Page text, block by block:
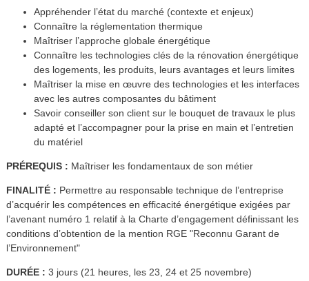
Appréhender l’état du marché (contexte et enjeux)
Connaître la réglementation thermique
Maîtriser l’approche globale énergétique
Connaître les technologies clés de la rénovation énergétique
des logements, les produits, leurs avantages et leurs limites
Maîtriser la mise en œuvre des technologies et les interfaces
avec les autres composantes du bâtiment
Savoir conseiller son client sur le bouquet de travaux le plus
adapté et l’accompagner pour la prise en main et l’entretien
du matériel
PRÉREQUIS : Maîtriser les fondamentaux de son métier
FINALITÉ : Permettre au responsable technique de l’entreprise
d’acquérir les compétences en efficacité énergétique exigées par
l’avenant numéro 1 relatif à la Charte d’engagement définissant les
conditions d’obtention de la mention RGE "Reconnu Garant de
l’Environnement"
DURÉE : 3 jours (21 heures, les 23, 24 et 25 novembre)